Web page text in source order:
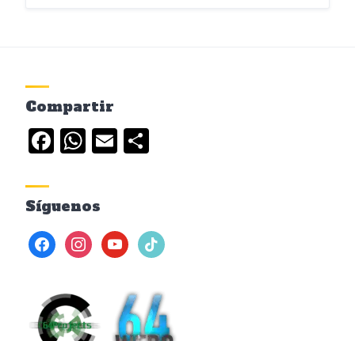
Compartir
Facebook
WhatsApp
Email
Síguenos
facebookinstagramyoutubetiktok